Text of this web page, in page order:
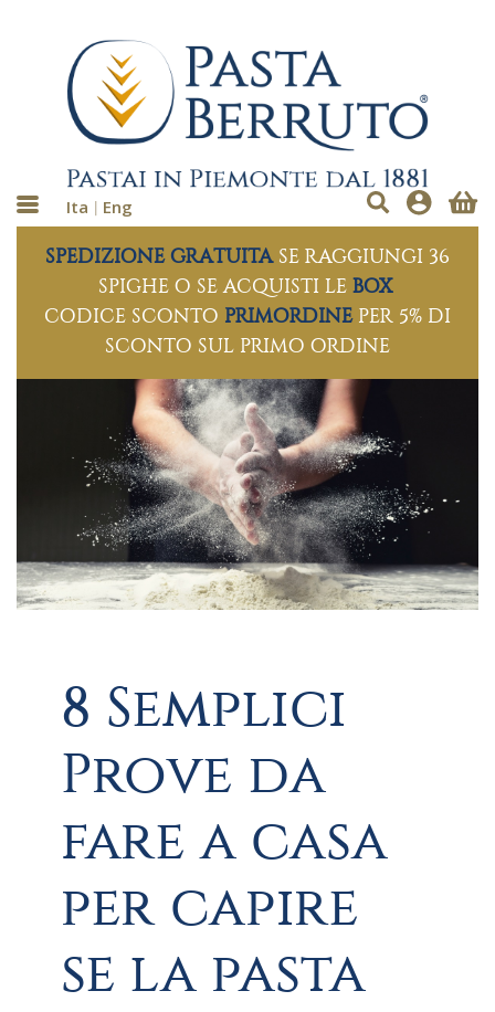
Ita Eng
SPEDIZIONE GRATUITA SE RAGGIUNGI 36
SPIGHE O SE ACQUISTI LE BOX
CODICE SCONTO PRIMORDINE PER 5% DI
SCONTO SUL PRIMO ORDINE
8 Semplici
Prove da
fare a casa
per capire
se la pasta